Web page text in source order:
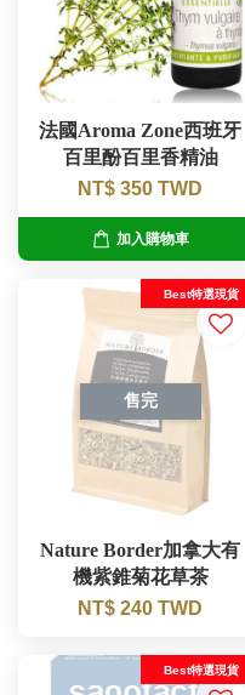
法國Aroma Zone西班牙
百里酚百里香精油
NT$ 350 TWD
加入購物車
售完
Best特選現貨
Nature Border加拿大有
機紫錐菊花草茶
NT$ 240 TWD
Best特選現貨